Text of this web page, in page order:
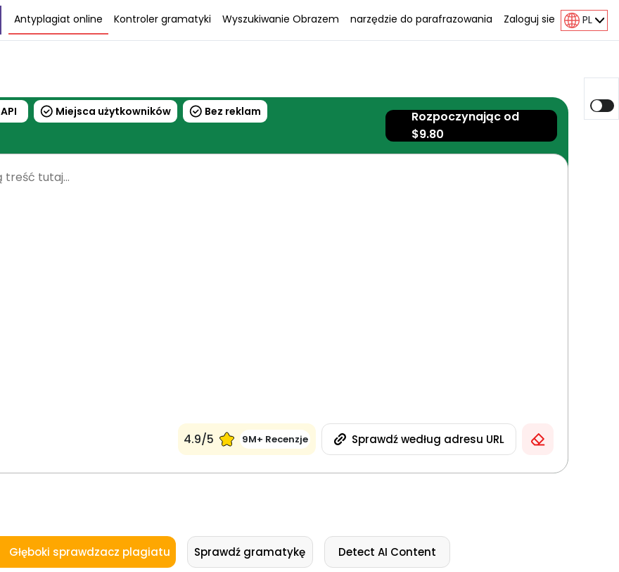
Antyplagiat online Kontroler gramatyki Wyszukiwanie Obrazem narzędzie do parafrazowania Zaloguj sie PL
API Miejsca użytkowników
Bez reklam
Rozpoczynając od
$9.80
4.9/5 9M+ Recenzje Sprawdź według adresu URL
Głęboki sprawdzacz plagiatu Sprawdź gramatykę Detect AI Content